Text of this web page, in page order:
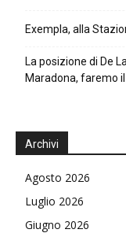
Exempla, alla
La posizione di De
Maradona, faremo
Archivi
Agosto 2026
Luglio 2026
Giugno 2026